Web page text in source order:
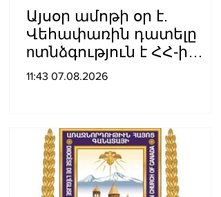
Այսօր ամոթի օր է.
Վեհափառին դատելը
nտնձգություն է ՀՀ-ի
Սահանադրության
11:43 07.08.2026